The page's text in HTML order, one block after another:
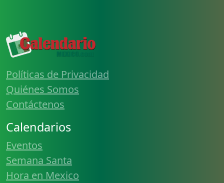
Políticas de Privacidad
Quiénes Somos
Contáctenos
Calendarios
Eventos
Semana Santa
Hora en Mexico